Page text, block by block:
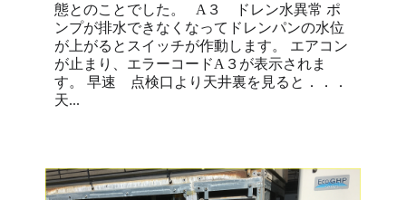
態とのことでした。 A３ ドレン水異常 ポ
ンプが排水できなくなってドレンパンの水位
が上がるとスイッチが作動します。 エアコン
が止まり、エラーコードA３が表示されま
す。 早速 点検口より天井裏を見ると．．．
天...